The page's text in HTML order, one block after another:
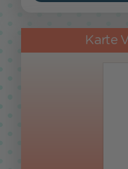
Karte